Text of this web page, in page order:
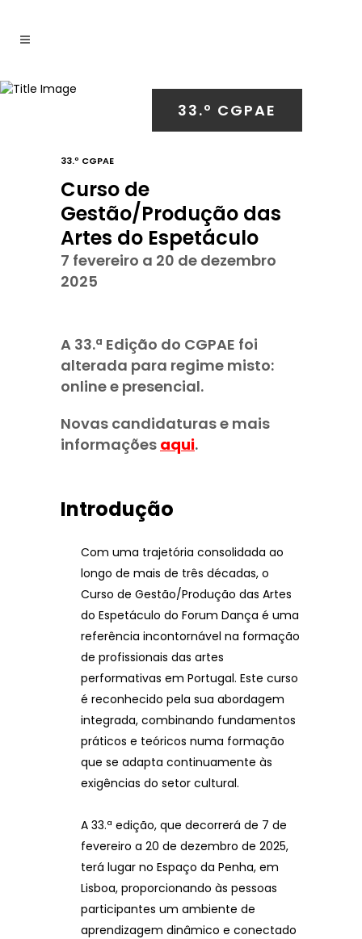
33.º CGPAE
33.º CGPAE
Curso de
Gestão/Produção das
Artes do Espetáculo
7 fevereiro a 20 de dezembro
2025
A 33.ª Edição do CGPAE foi
alterada para regime misto:
online e presencial.
Novas candidaturas e mais
informações aqui.
Introdução
Com uma trajetória consolidada ao
longo de mais de três décadas, o
Curso de Gestão/Produção das Artes
do Espetáculo do Forum Dança é uma
referência incontornável na formação
de profissionais das artes
performativas em Portugal. Este curso
é reconhecido pela sua abordagem
integrada, combinando fundamentos
práticos e teóricos numa formação
que se adapta continuamente às
exigências do setor cultural.
A 33.ª edição, que decorrerá de 7 de
fevereiro a 20 de dezembro de 2025,
terá lugar no Espaço da Penha, em
Lisboa, proporcionando às pessoas
participantes um ambiente de
aprendizagem dinâmico e conectado